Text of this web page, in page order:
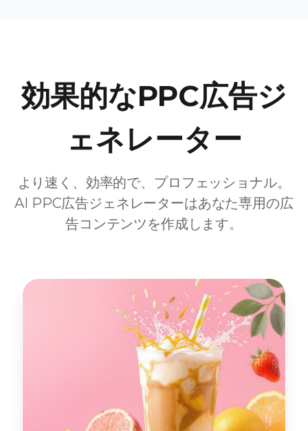
効果的なPPC広告ジ
ェネレーター
より速く、効率的で、プロフェッショナル。
AI PPC広告ジェネレーターはあなた専用の広
告コンテンツを作成します。